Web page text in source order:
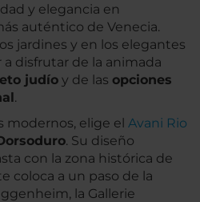
y elegancia en
auténtico de Venecia.
jardines y en los elegantes
disfrutar de la animada
judío y de las opciones
.
modernos, elige el Avani Rio
. Su diseño
con la zona histórica de
coloca a un paso de la
la Gallerie